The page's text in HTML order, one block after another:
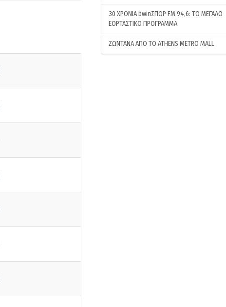
30 ΧΡΟΝΙΑ bwinΣΠΟΡ FM 94,6: ΤΟ ΜΕΓΑΛΟ
ΕΟΡΤΑΣΤΙΚΟ ΠΡΟΓΡΑΜΜΑ
ΖΩΝΤΑΝΑ ΑΠΟ ΤΟ ATHENS METRO MALL